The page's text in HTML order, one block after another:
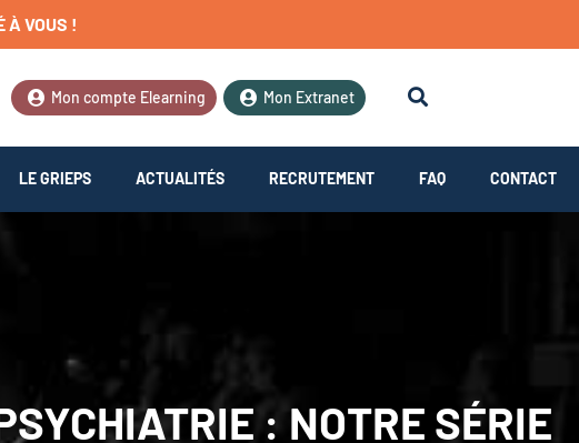
À VOUS !
Mon compte Elearning Mon Extranet
LE GRIEPS ACTUALITÉS RECRUTEMENT FAQ CONTACT
: NOTRE SÉRIE